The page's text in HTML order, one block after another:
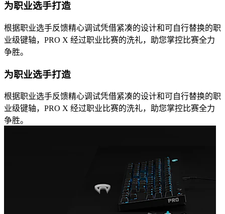
为职业选手打造
根据职业选手反馈精心调试凭借紧凑的设计和可自行替换的职
业级键轴，PRO X 经过职业比赛的洗礼，助您掌控比赛全力
争胜。
为职业选手打造
根据职业选手反馈精心调试凭借紧凑的设计和可自行替换的职
业级键轴，PRO X 经过职业比赛的洗礼，助您掌控比赛全力
争胜。